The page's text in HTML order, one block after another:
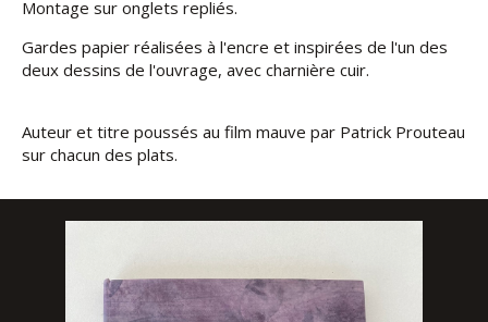
BONNOUVRIER
Montage sur onglets repliés.
Gardes papier réalisées à l'encre et inspirées de l'un des
deux dessins de l'ouvrage, avec charnière cuir.
Auteur et titre poussés au film mauve par Patrick Prouteau
sur chacun des plats.
Bateau Ivre : reliure plein veau naturel teinté et
estampé